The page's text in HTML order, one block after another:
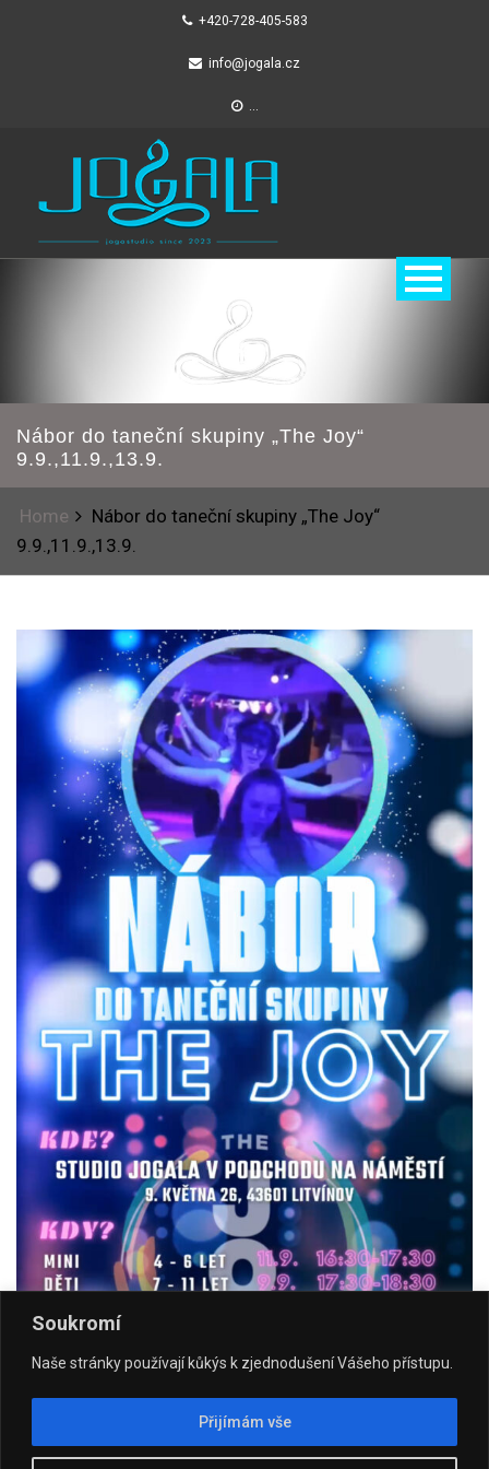
Soukromí
Naše stránky používají kůkýs k zjednodušení Vášeho přístupu.
Přijímám vše
+420-728-405-583
info@jogala.cz
...
content
Nábor do taneční skupiny „The Joy“
9.9.,11.9.,13.9.
Home
Nábor do taneční skupiny „The Joy“
9.9.,11.9.,13.9.